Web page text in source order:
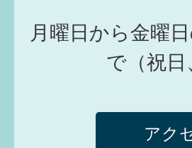
月曜日から金曜
で（祝
アク